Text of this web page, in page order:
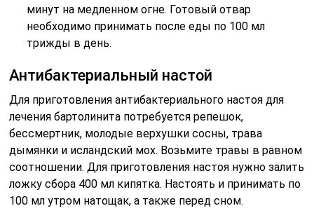
минут на медленном огне. Готовый отвар
необходимо принимать после еды по 100 мл
трижды в день.
Антибактериальный настой
Для приготовления антибактериального настоя для
лечения бартолинита потребуется репешок,
бессмертник, молодые верхушки сосны, трава
дымянки и исландский мох. Возьмите травы в равном
соотношении. Для приготовления настоя нужно залить
ложку сбора 400 мл кипятка. Настоять и принимать по
100 мл утром натощак, а также перед сном.